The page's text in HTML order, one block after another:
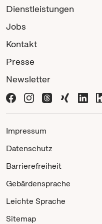
Dienstleistungen
Jobs
Kontakt
Presse
Newsletter
Impressum
Datenschutz
Barrierefreiheit
Gebärdensprache
Leichte Sprache
Sitemap